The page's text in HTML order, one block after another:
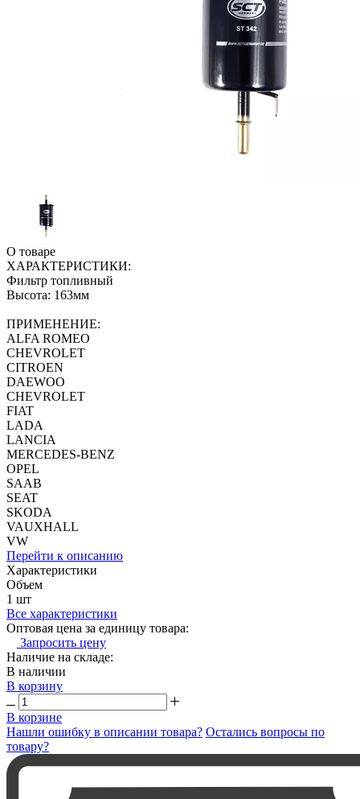
О товаре
ХАРАКТЕРИСТИКИ:
Фильтр топливный
Высота: 163мм
ПРИМЕНЕНИЕ:
ALFA ROMEO
CHEVROLET
CITROEN
DAEWOO
CHEVROLET
FIAT
LADA
LANCIA
MERCEDES-BENZ
OPEL
SAAB
SEAT
SKODA
VAUXHALL
VW
Перейти к описанию
Характеристики
Объем
1 шт
Все характеристики
Оптовая цена за единицу товара:
Запросить цену
Наличие на складе:
В наличии
В корзину
В корзине
Нашли ошибку в описании товара? Остались вопросы по
товару?